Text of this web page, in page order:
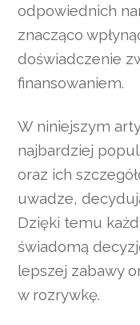
odpowiednich
znacząco
doświadczenie
finansowaniem.
W niniejszym
najbardziej
oraz ich
uwadze,
Dzięki temu
świadomą
lepszej zabawy
w rozrywkę.